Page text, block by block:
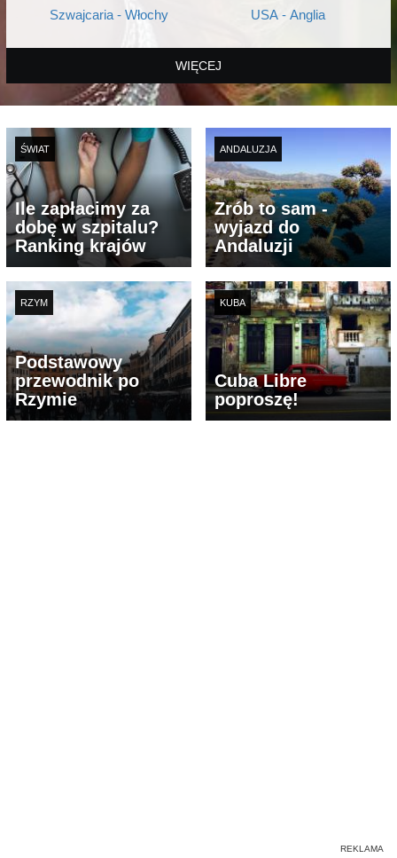
Szwajcaria - Włochy USA - Anglia
WIĘCEJ
ŚWIAT
Ile zapłacimy za
dobę w szpitalu?
Ranking krajów
ANDALUZJA
Zrób to sam -
wyjazd do
Andaluzji
RZYM
Podstawowy
przewodnik po
Rzymie
KUBA
Cuba Libre
poproszę!